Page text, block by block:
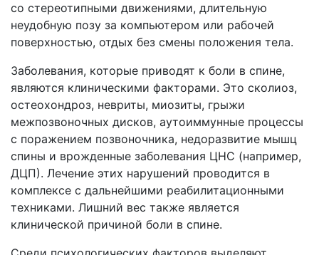
со стереотипными движениями, длительную
неудобную позу за компьютером или рабочей
поверхностью, отдых без смены положения тела.
Заболевания, которые приводят к боли в спине,
являются клиническими факторами. Это сколиоз,
остеохондроз, невриты, миозиты, грыжи
межпозвоночных дисков, аутоиммунные процессы
с поражением позвоночника, недоразвитие мышц
спины и врожденные заболевания ЦНС (например,
ДЦП). Лечение этих нарушений проводится в
комплексе с дальнейшими реабилитационными
техниками. Лишний вес также является
клинической причиной боли в спине.